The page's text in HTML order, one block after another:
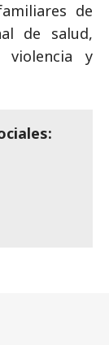
de
de salud,
violencia y